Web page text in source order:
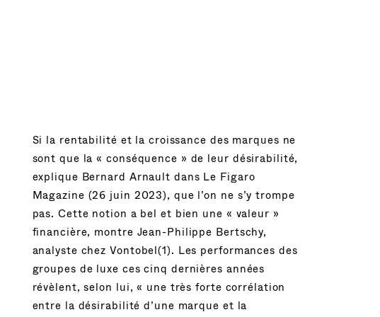
Si la rentabilité et la croissance des marques ne
sont que la « conséquence » de leur désirabilité,
explique Bernard Arnault dans Le Figaro
Magazine (26 juin 2023), que l’on ne s’y trompe
pas. Cette notion a bel et bien une « valeur »
financière, montre Jean-Philippe Bertschy,
analyste chez Vontobel(1). Les performances des
groupes de luxe ces cinq dernières années
révèlent, selon lui, « une très forte corrélation
entre la désirabilité d’une marque et la